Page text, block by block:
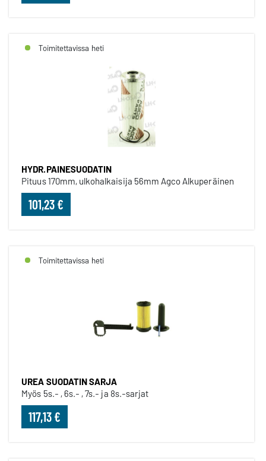
Toimitettavissa heti
HYDR.PAINESUODATIN
Pituus 170mm, ulkohalkaisija 56mm Agco Alkuperäinen
101,23 €
Toimitettavissa heti
UREA SUODATIN SARJA
Myös 5s.- , 6s.- , 7s.- ja 8s.-sarjat
117,13 €